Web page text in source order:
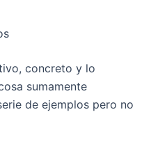
concreto y lo
sumamente
de ejemplos pero no